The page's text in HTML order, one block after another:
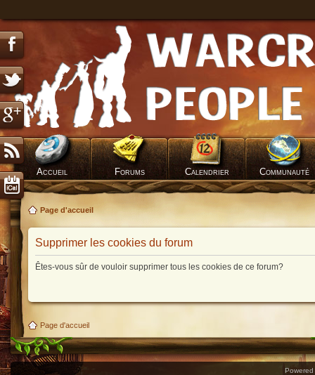
Accueil Forums Calendrier Communauté
Page d'accueil
Supprimer les cookies du forum
Êtes-vous sûr de vouloir supprimer tous les cookies de ce forum?
Page d'accueil